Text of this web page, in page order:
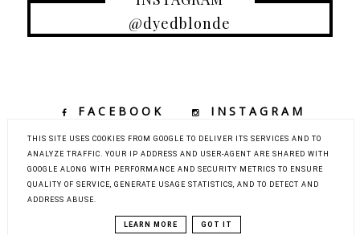
@dyedblonde
FACEBOOK
INSTAGRAM
TIKTOK
YOUTUBE
COPYRIGHT ©
ELEMENTAMI MODY, URODY I PODRÓŻY
THIS SITE USES COOKIES FROM GOOGLE TO DELIVER ITS SERVICES AND TO
ANALYZE TRAFFIC. YOUR IP ADDRESS AND USER-AGENT ARE SHARED WITH
GOOGLE ALONG WITH PERFORMANCE AND SECURITY METRICS TO ENSURE
QUALITY OF SERVICE, GENERATE USAGE STATISTICS, AND TO DETECT AND
ADDRESS ABUSE.
LEARN MORE GOT IT